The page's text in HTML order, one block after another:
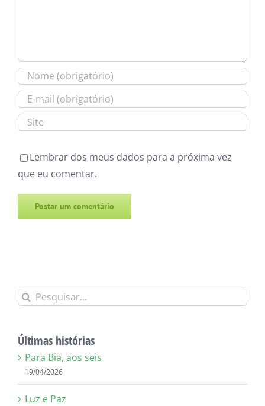
Lembrar dos meus dados para a próxima vez
que eu comentar.
Buscar
Últimas histórias
Para Bia, aos seis
19/04/2026
Luz e Paz